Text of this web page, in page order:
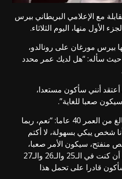
مع الإعلامي البريطاني بيرس
الأول منها، اليوم الثلاثاء.
بيرس مورغان على رونالدو،
حيث سأله: “هل لديك عمر محدد
أعتقد أنني سأكون مستعدا،
صعبا للغاية”.
وأضاف النجم المخضرم البالغ من العمر 40 عاما: “نعم، ربما
شخص يبكي بسهولة، لا أكتم
منفتح، سيكون الأمر صعبا،
لكنني أستعد لمستقبلي منذ أن كنت في الـ25 والـ26 والـ27
قادرا على تحمل هذا